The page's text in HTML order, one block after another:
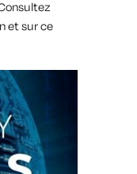
et sur ce